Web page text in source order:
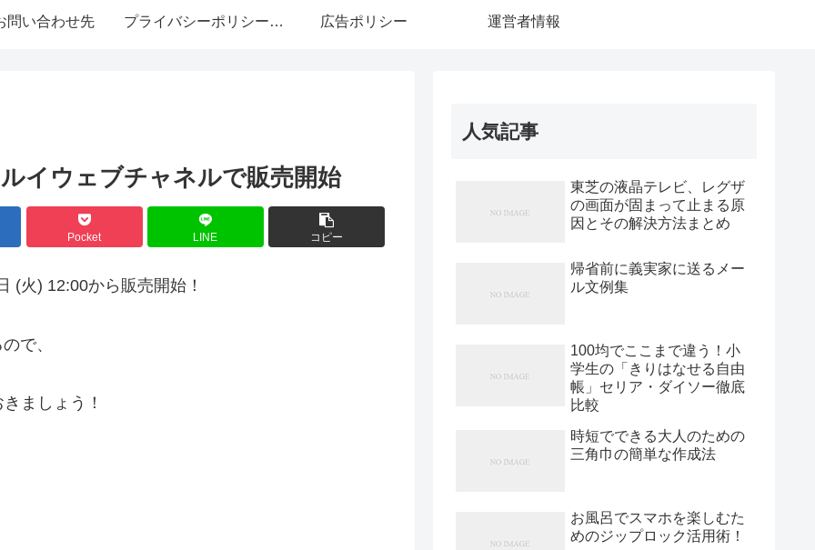
問い合わせ先 プライバシーポリシー・免責事項 広告ポリシー 運営者情報
イウェブチャネルで販売開始
Pocket LINE コピー
(火) 12:00から販売開始！
で、
ましょう！
人気記事
東芝の液晶テレビ、レグザ
の画面が固まって止まる原
因とその解決方法まとめ
帰省前に義実家に送るメー
ル文例集
100均でここまで違う！小
学生の「きりはなせる自由
帳」セリア・ダイソー徹底
比較
時短でできる大人のための
三角巾の簡単な作成法
お風呂でスマホを楽しむた
めのジップロック活用術！